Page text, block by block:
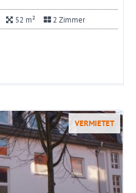
52 m² 2 Zimmer
VERMIETET